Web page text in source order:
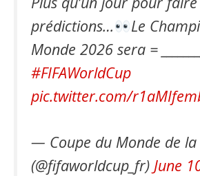
prédictions…
Le
Monde 2026 sera =
#FIFAWorldCup
pic.twitter.com/
— Coupe du Monde de la
(@fifaworldcup_fr) June